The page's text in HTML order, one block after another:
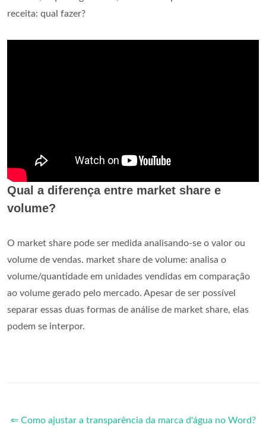
receita: qual fazer?
Qual a diferença entre market share e
volume?
O market share pode ser medida analisando-se o valor ou
volume de vendas. market share de volume: analisa o
volume/quantidade em unidades vendidas em comparação
ao volume gerado pelo mercado. Apesar de ser possível
separar essas duas formas de análise de market share, elas
podem se interpor.
⇐ Como ajustar a transparência da marca d'água no Word?